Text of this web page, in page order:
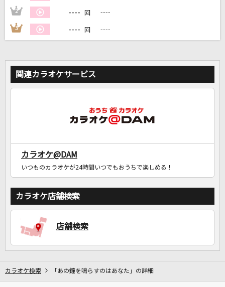
2 ---- 回 ----
3 ---- 回 ----
関連カラオケサービス
カラオケ@DAM
いつものカラオケが24時間いつでもおうちで楽しめる！
カラオケ店舗検索
店舗検索
カラオケ検索 「あの鐘を鳴らすのはあなた」の詳細